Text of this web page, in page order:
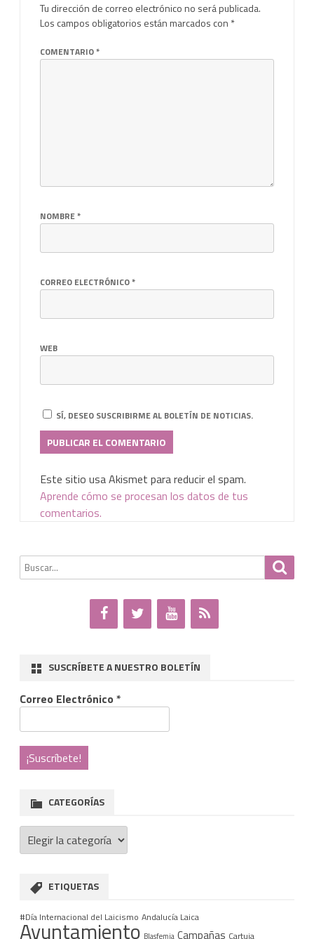
Tu dirección de correo electrónico no será publicada.
Los campos obligatorios están marcados con *
COMENTARIO*
NOMBRE*
CORREO ELECTRÓNICO*
WEB
SÍ, DESEO SUSCRIBIRME AL BOLETÍN DE NOTICIAS.
Este sitio usa Akismet para reducir el spam.
Aprende cómo se procesan los datos de tus
comentarios.
Buscar
por:
SUSCRÍBETE A NUESTRO BOLETÍN
Correo Electrónico *
CATEGORÍAS
Categorías
ETIQUETAS
#Día Internacional del Laicismo Andalucía Laica
Ayuntamiento Blasfemia Campañas Cartuja